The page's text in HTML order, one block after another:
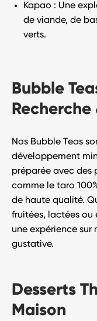
Kapao : Une
de viande, de
verts.
Bubble
Nos Bubble Teas
développement
préparée avec des
comme le taro
de haute qualité.
fruitées, lactées ou
une expérience sur
gustative.
Desserts
Maison